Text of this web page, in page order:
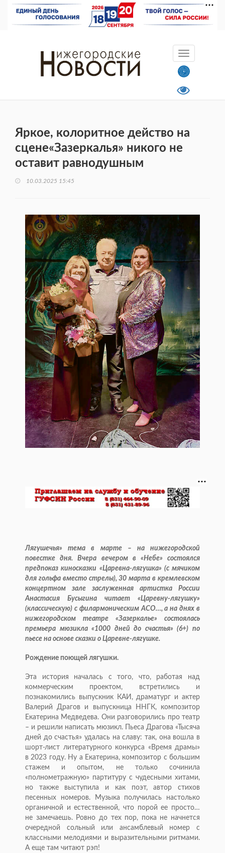
Яркое, колоритное действо на
сцене«Зазеркалья» никого не
оставит равнодушным
10.03.2025 15:45
Лягушечья» тема в марте – на нижегородской
повестке дня. Вчера вечером в «Небе» состоялся
предпоказ киносказки «Царевна-лягушка» (с мячиком
для гольфа вместо стрелы), 30 марта в кремлевском
концертном зале заслуженная артистка России
Анастасия Бусыгина читает «Царевну-лягушку»
(классическую) с филармоническим АСО…, а на днях в
нижегородском театре «Зазеркалье» состоялась
премьера мюзикла «1000 дней до счастья» (6+) по
пьесе на основе сказки о Царевне-лягушке.
Рождение поющей лягушки.
Эта история началась с того, что, работая над
коммерческим проектом, встретились и
познакомились выпускник КАИ, драматург и актер
Валерий Драгов и выпускница ННГК, композитор
Екатерина Медведева. Они разговорились про театр
– и решили написать мюзикл. Пьеса Драгова «Тысяча
дней до счастья» удалась на славу: так, она вошла в
шорт-лист литературного конкурса «Время драмы»
в 2023 году. Ну а Екатерина, композитор с большим
стажем и опытом, не только сочинила
«полнометражную» партитуру с чудесными хитами,
но также выступила и как поэт, автор стихов
песенных номеров. Музыка получилась настолько
органичной и естественной, что порой ее просто…
не замечаешь. Ровно до тех пор, пока не начнется
очередной сольный или ансамблевый номер с
классными мелодиями и выразительными ритмами.
А еще там читают рэп!